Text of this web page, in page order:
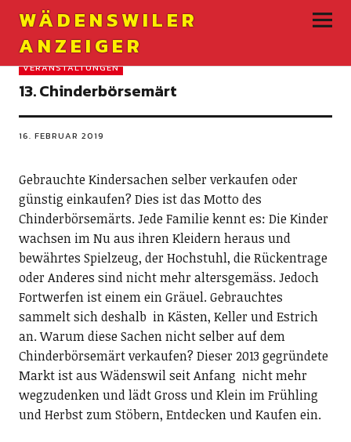
WÄDENSWILER
ANZEIGER
VERANSTALTUNGEN
13. Chinderbörsemärt
16. FEBRUAR 2019
Gebrauchte Kindersachen selber verkaufen oder
günstig einkaufen? Dies ist das Motto des
Chinderbörsemärts. Jede Familie kennt es: Die Kinder
wachsen im Nu aus ihren Kleidern heraus und
bewährtes Spielzeug, der Hochstuhl, die Rückentrage
oder Anderes sind nicht mehr altersgemäss. Jedoch
Fortwerfen ist einem ein Gräuel. Gebrauchtes
sammelt sich deshalb in Kästen, Keller und Estrich
an. Warum diese Sachen nicht selber auf dem
Chinderbörsemärt verkaufen? Dieser 2013 gegründete
Markt ist aus Wädenswil seit Anfang nicht mehr
wegzudenken und lädt Gross und Klein im Frühling
und Herbst zum Stöbern, Entdecken und Kaufen ein.